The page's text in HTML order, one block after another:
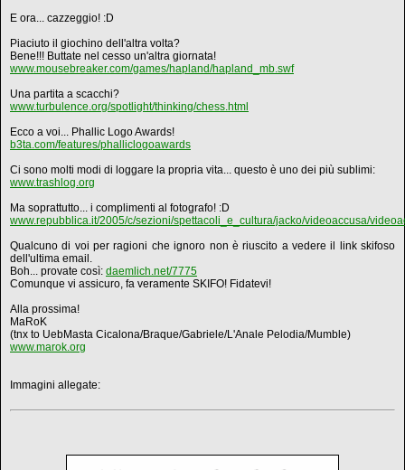
E ora... cazzeggio! :D
Piaciuto il giochino dell'altra volta?
Bene!!! Buttate nel cesso un'altra giornata!
www.mousebreaker.com/games/hapland/hapland_mb.swf
Una partita a scacchi?
www.turbulence.org/spotlight/thinking/chess.html
Ecco a voi... Phallic Logo Awards!
b3ta.com/features/phalliclogoawards
Ci sono molti modi di loggare la propria vita... questo è uno dei più sublimi:
www.trashlog.org
Ma soprattutto... i complimenti al fotografo! :D
www.repubblica.it/2005/c/sezioni/spettacoli_e_cultura/jacko/videoaccusa/
Qualcuno di voi per ragioni che ignoro non è riuscito a vedere il link skifoso
dell'ultima email.
Boh... provate così: daemlich.net/7775
Comunque vi assicuro, fa veramente SKIFO! Fidatevi!
Alla prossima!
MaRoK
(tnx to UebMasta Cicalona/Braque/Gabriele/L'Anale Pelodia/Mumble)
www.marok.org
Immagini allegate: